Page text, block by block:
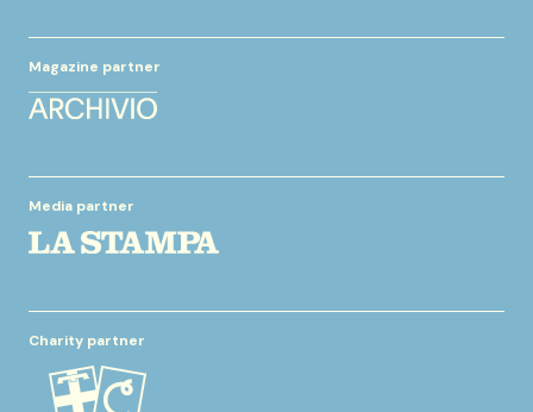
Magazine partner
Media partner
Charity partner